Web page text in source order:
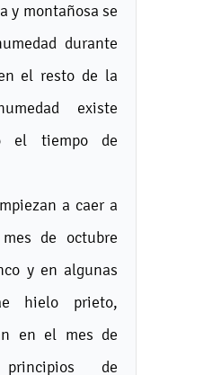
y montañosa se
durante
el resto de la
existe
el tiempo de
a caer a
de octubre
y en algunas
hielo prieto,
en el mes de
de